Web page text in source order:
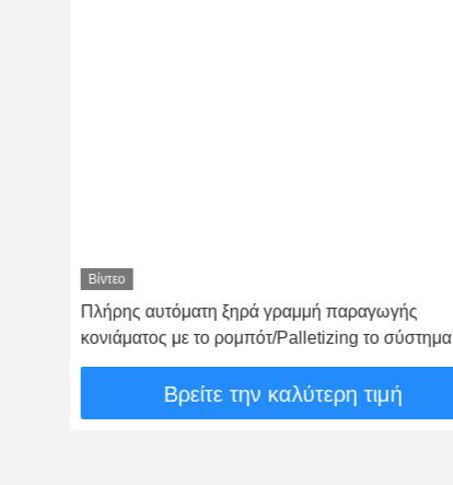
Βίντεο
Πλήρης αυτόματη ξηρά γραμμή παραγωγής
κονιάματος με το ρομπότ/Palletizing το σύστημα
Βρείτε την καλύτερη τιμή